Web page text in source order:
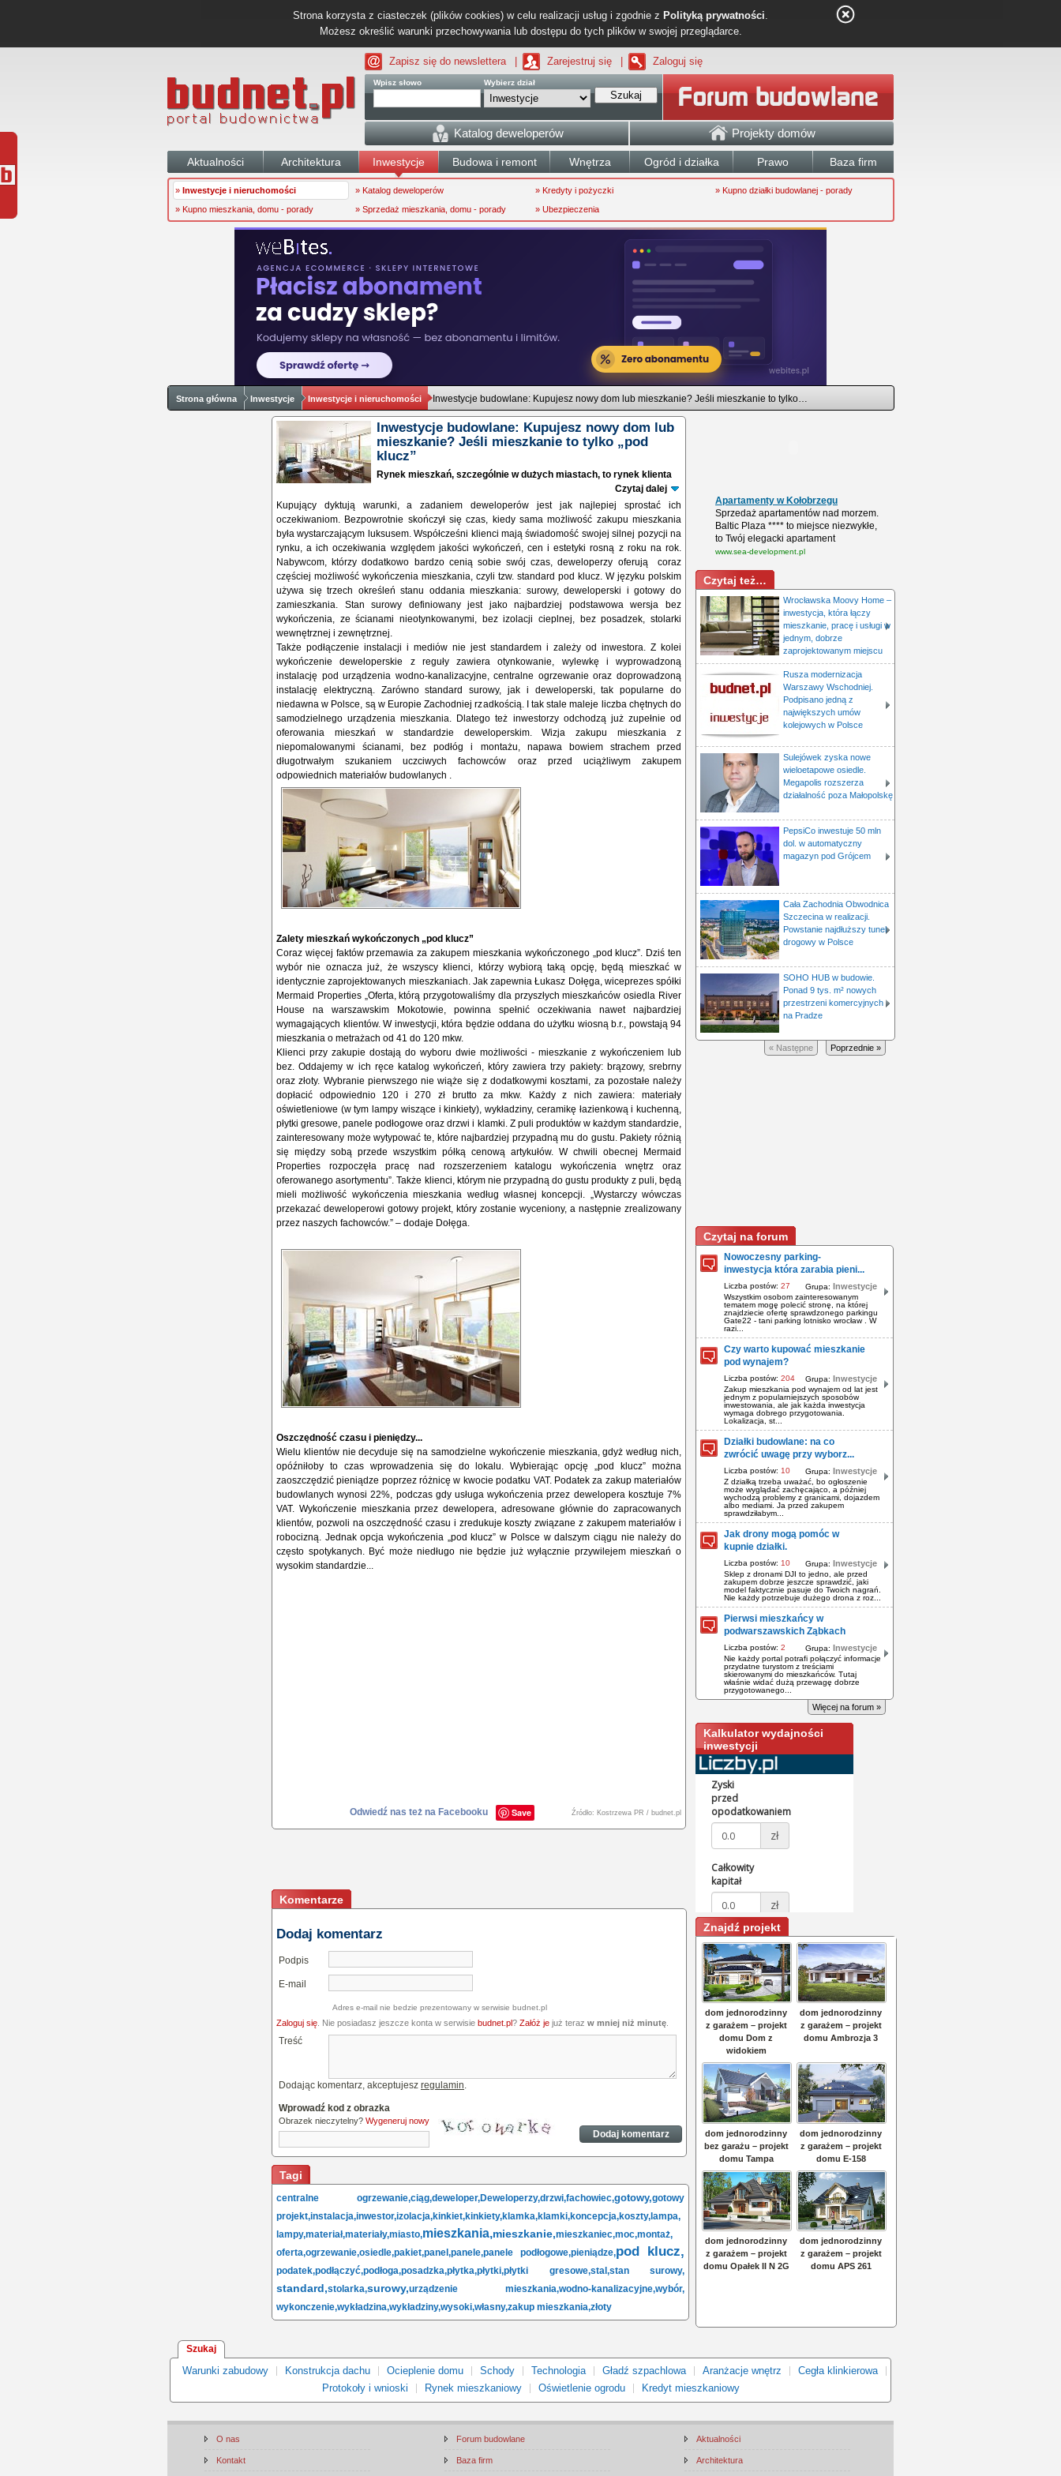
Strona korzysta z ciasteczek (plików cookies) w celu realizacji usług i zgodnie z Polityką prywatności.
Możesz określić warunki przechowywania lub dostępu do tych plików w swojej przeglądarce.
Zapisz się do newslettera Zarejestruj się Zaloguj się
Wpisz słowo Wybierz dział
Szukaj
Katalog deweloperów Projekty domów
Aktualności Architektura Inwestycje Budowa i remont Wnętrza Ogród i działka Prawo Baza firm
» Inwestycje i nieruchomości » Katalog deweloperów » Kredyty i pożyczki
» Kupno działki budowlanej - porady
» Kupno mieszkania, domu - porady
» Sprzedaż mieszkania, domu - porady » Ubezpieczenia
Strona główna Inwestycje Inwestycje i nieruchomości Inwestycje budowlane: Kupujesz nowy dom lub mieszkanie? Jeśli mieszkanie to tylko…
Inwestycje budowlane: Kupujesz nowy dom lub
mieszkanie? Jeśli mieszkanie to tylko „pod
klucz”
Rynek mieszkań, szczególnie w dużych miastach, to rynek klienta
Czytaj dalej
Kupujący dyktują warunki, a zadaniem deweloperów jest jak najlepiej sprostać ich
oczekiwaniom. Bezpowrotnie skończył się czas, kiedy sama możliwość zakupu mieszkania
była wystarczającym luksusem. Współcześni klienci mają świadomość swojej silnej pozycji na
rynku, a ich oczekiwania względem jakości wykończeń, cen i estetyki rosną z roku na rok.
Nabywcom, którzy dodatkowo bardzo cenią sobie swój czas, deweloperzy oferują coraz
częściej możliwość wykończenia mieszkania, czyli tzw. standard pod klucz. W języku polskim
używa się trzech określeń stanu oddania mieszkania: surowy, deweloperski i gotowy do
zamieszkania. Stan surowy definiowany jest jako najbardziej podstawowa wersja bez
wykończenia, ze ścianami nieotynkowanymi, bez izolacji cieplnej, bez posadzek, stolarki
wewnętrznej i zewnętrznej.
Także podłączenie instalacji i mediów nie jest standardem i zależy od inwestora. Z kolei
wykończenie deweloperskie z reguły zawiera otynkowanie, wylewkę i wyprowadzoną
instalację pod urządzenia wodno-kanalizacyjne, centralne ogrzewanie oraz doprowadzoną
instalację elektryczną. Zarówno standard surowy, jak i deweloperski, tak popularne do
niedawna w Polsce, są w Europie Zachodniej rzadkością. I tak stale maleje liczba chętnych do
samodzielnego urządzenia mieszkania. Dlatego też inwestorzy odchodzą już zupełnie od
oferowania mieszkań w standardzie deweloperskim. Wizja zakupu mieszkania z
niepomalowanymi ścianami, bez podłóg i montażu, napawa bowiem strachem przed
długotrwałym szukaniem uczciwych fachowców oraz przed uciążliwym zakupem
odpowiednich materiałów budowlanych .
Zalety mieszkań wykończonych „pod klucz”
Coraz więcej faktów przemawia za zakupem mieszkania wykończonego „pod klucz”. Dziś ten
wybór nie oznacza już, że wszyscy klienci, którzy wybiorą taką opcję, będą mieszkać w
identycznie zaprojektowanych mieszkaniach. Jak zapewnia Łukasz Dołęga, wiceprezes spółki
Mermaid Properties „Oferta, którą przygotowaliśmy dla przyszłych mieszkańców osiedla River
House na warszawskim Mokotowie, powinna spełnić oczekiwania nawet najbardziej
wymagających klientów. W inwestycji, która będzie oddana do użytku wiosną b.r., powstają 94
mieszkania o metrażach od 41 do 120 mkw.
Klienci przy zakupie dostają do wyboru dwie możliwości - mieszkanie z wykończeniem lub
bez. Oddajemy w ich ręce katalog wykończeń, który zawiera trzy pakiety: brązowy, srebrny
oraz złoty. Wybranie pierwszego nie wiąże się z dodatkowymi kosztami, za pozostałe należy
dopłacić odpowiednio 120 i 270 zł brutto za mkw. Każdy z nich zawiera: materiały
oświetleniowe (w tym lampy wiszące i kinkiety), wykładziny, ceramikę łazienkową i kuchenną,
płytki gresowe, panele podłogowe oraz drzwi i klamki. Z puli produktów w każdym standardzie,
zainteresowany może wytypować te, które najbardziej przypadną mu do gustu. Pakiety różnią
się między sobą przede wszystkim półką cenową artykułów. W chwili obecnej Mermaid
Properties rozpoczęła pracę nad rozszerzeniem katalogu wykończenia wnętrz oraz
oferowanego asortymentu”. Także klienci, którym nie przypadną do gustu produkty z puli, będą
mieli możliwość wykończenia mieszkania według własnej koncepcji. „Wystarczy wówczas
przekazać deweloperowi gotowy projekt, który zostanie wyceniony, a następnie zrealizowany
przez naszych fachowców.” – dodaje Dołęga.
Oszczędność czasu i pieniędzy...
Wielu klientów nie decyduje się na samodzielne wykończenie mieszkania, gdyż według nich,
opóźniłoby to czas wprowadzenia się do lokalu. Wybierając opcję „pod klucz” można
zaoszczędzić pieniądze poprzez różnicę w kwocie podatku VAT. Podatek za zakup materiałów
budowlanych wynosi 22%, podczas gdy usługa wykończenia przez dewelopera kosztuje 7%
VAT. Wykończenie mieszkania przez dewelopera, adresowane głównie do zapracowanych
klientów, pozwoli na oszczędność czasu i zredukuje koszty związane z zakupem materiałów i
robocizną. Jednak opcja wykończenia „pod klucz” w Polsce w dalszym ciągu nie należy do
często spotykanych. Być może niedługo nie będzie już wyłącznie przywilejem mieszkań o
wysokim standardzie...
Odwiedź nas też na Facebooku Save Źródło: Kostrzewa PR / budnet.pl
Komentarze
Dodaj komentarz
Podpis
E-mail
Adres e-mail nie bedzie prezentowany w serwisie budnet.pl
Zaloguj się . Nie posiadasz jeszcze konta w serwisie budnet.pl? Załóż je już teraz w mniej niż minutę
Treść
Dodając komentarz, akceptujesz regulamin.
Wprowadź kod z obrazka
Obrazek nieczytelny? Wygeneruj nowy
Tagi
centralne ogrzewanie,ciąg,deweloper,Deweloperzy,drzwi,fachowiec,gotowy,gotowy
projekt,instalacja,inwestor,izolacja,kinkiet,kinkiety,klamka,klamki,koncepcja,koszty, lampa,
lampy,materiał,materiały,miasto,mieszkania,mieszkanie,mieszkaniec,moc,montaż,
oferta,ogrzewanie,osiedle,pakiet,panel,panele,panele podłogowe,pieniądze,pod klucz,
podatek,podłączyć,podłoga,posadzka,płytka,płytki,płytki gresowe,stal,stan surowy,
standard,stolarka,surowy,urządzenie mieszkania,wodno-kanalizacyjne,wybór,
wykonczenie,wykładzina,wykładziny,wysoki,własny,zakup mieszkania,złoty
Apartamenty w Kołobrzegu
Sprzedaż apartamentów nad morzem.
Baltic Plaza **** to miejsce niezwykłe,
to Twój elegacki apartament
www.sea-development.pl
Czytaj też…
Wrocławska Moovy Home –
inwestycja, która łączy
mieszkanie, pracę i usługi w
jednym, dobrze
zaprojektowanym miejscu
Rusza modernizacja
Warszawy Wschodniej.
Podpisano jedną z
największych umów
kolejowych w Polsce
Sulejówek zyska nowe
wieloetapowe osiedle.
Megapolis rozszerza
działalność poza Małopolskę
PepsiCo inwestuje 50 mln
dol. w automatyczny
magazyn pod Grójcem
Cała Zachodnia Obwodnica
Szczecina w realizacji.
Powstanie najdłuższy tunel
drogowy w Polsce
SOHO HUB w budowie.
Ponad 9 tys. m² nowych
przestrzeni komercyjnych
na Pradze
Poprzednie »
« Następne
Czytaj na forum
Nowoczesny parking-
inwestycja która zarabia pieni...
Liczba postów: 27 Grupa: Inwestycje
Wszystkim osobom zainteresowanym
tematem mogę polecić stronę, na której
znajdziecie ofertę sprawdzonego parkingu
Gate22 - tani parking lotnisko wrocław . W
razi...
Czy warto kupować mieszkanie
pod wynajem?
Liczba postów: 204 Grupa: Inwestycje
Zakup mieszkania pod wynajem od lat jest
jednym z popularniejszych sposobów
inwestowania, ale jak każda inwestycja
wymaga dobrego przygotowania.
Lokalizacja, st...
Działki budowlane: na co
zwrócić uwagę przy wyborz...
Liczba postów: 10 Grupa: Inwestycje
Z działką trzeba uważać, bo ogłoszenie
może wyglądać zachęcająco, a później
wychodzą problemy z granicami, dojazdem
albo mediami. Ja przed zakupem
sprawdziłabym...
Jak drony mogą pomóc w
kupnie działki.
Liczba postów: 10 Grupa: Inwestycje
Sklep z dronami DJI to jedno, ale przed
zakupem dobrze jeszcze sprawdzić, jaki
model faktycznie pasuje do Twoich nagrań.
Nie każdy potrzebuje dużego drona z roz...
Pierwsi mieszkańcy w
podwarszawskich Ząbkach
Liczba postów: 2 Grupa: Inwestycje
Nie każdy portal potrafi połączyć informacje
przydatne turystom z treściami
skierowanymi do mieszkańców. Tutaj
właśnie widać dużą przewagę dobrze
przygotowanego...
Więcej na forum »
Kalkulator wydajności
inwestycji
Znajdź projekt
Szukaj
Warunki zabudowy Konstrukcja dachu Ocieplenie domu Schody Technologia Gładź szpachlowa Aranżacje wnętrz
Cegła klinkierowa
Protokoły i wnioski
Rynek mieszkaniowy Oświetlenie ogrodu Kredyt mieszkaniowy
O nas
Kontakt
Forum budowlane
Baza firm
Aktualności
Architektura